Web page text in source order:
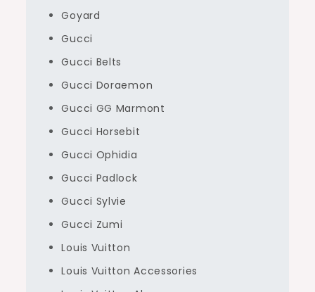
Goyard
Gucci
Gucci Belts
Gucci Doraemon
Gucci GG Marmont
Gucci Horsebit
Gucci Ophidia
Gucci Padlock
Gucci Sylvie
Gucci Zumi
Louis Vuitton
Louis Vuitton Accessories